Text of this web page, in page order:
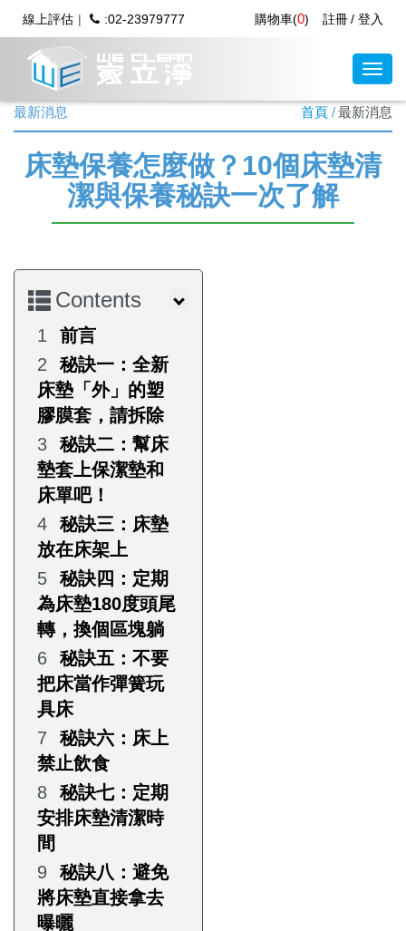
線上評估 :02-23979777 註冊 登入
購物車(0)
最新消息 首頁 最新消息
床墊保養怎麼做？10個床墊清
潔與保養秘訣一次了解
Contents
前言
秘訣一：全新
床墊「外」的塑
膠膜套，請拆除
秘訣二：幫床
墊套上保潔墊和
床單吧！
秘訣三：床墊
放在床架上
秘訣四：定期
為床墊180度頭尾
轉，換個區塊躺
秘訣五：不要
把床當作彈簧玩
具床
秘訣六：床上
禁止飲食
秘訣七：定期
安排床墊清潔時
間
秘訣八：避免
將床墊直接拿去
曝曬